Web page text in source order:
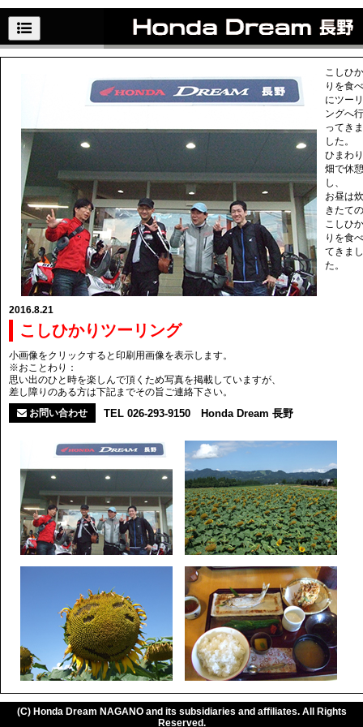
2016.8.21
こしひかりツーリング
こしひか
りを食べ
にツーリ
ングへ行
ってきま
した。
ひまわり
畑で休憩
し、
お昼は炊
きたての
こしひか
りを食べ
てきまし
た。
小画像をクリックすると印刷用画像を表示します。
※おことわり：
思い出のひと時を楽しんで頂くため写真を掲載していますが、
差し障りのある方は下記までその旨ご連絡下さい。
お問い合わせ
TEL 026-293-9150 Honda Dream 長野
(C) Honda Dream NAGANO and its subsidiaries and affiliates. All Rights
Reserved.